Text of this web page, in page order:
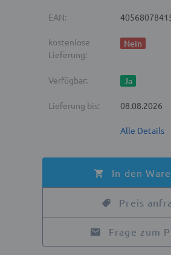
EAN:
kostenlose
Lieferung:
Nein
Verfügbar: Ja
Lieferung bis: 08.08.2026
Alle Details
In den
Preis
Frage zum